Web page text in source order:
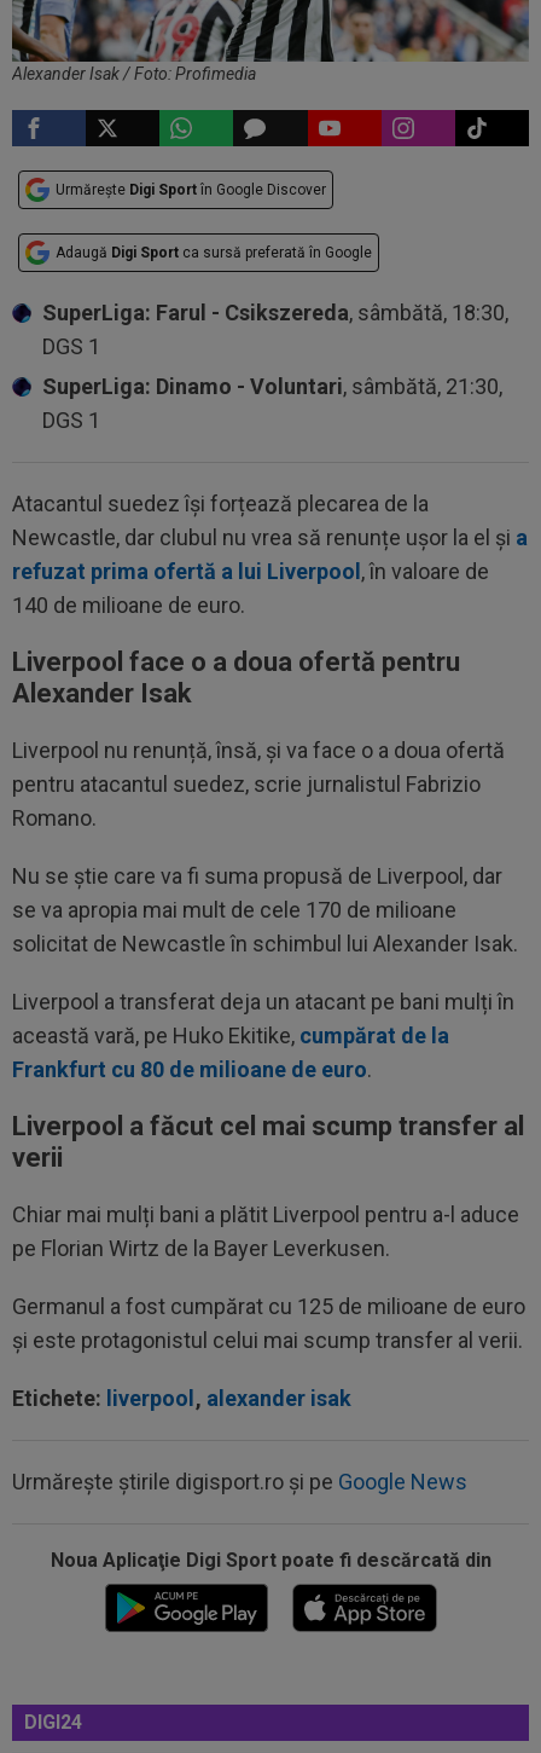
Alexander Isak / Foto: Profimedia
Urmărește Digi Sport în Google Discover
Adaugă Digi Sport ca sursă preferată în Google
SuperLiga: Farul - Csikszereda, sâmbătă, 18:30,
DGS 1
SuperLiga: Dinamo - Voluntari, sâmbătă, 21:30,
DGS 1
Atacantul suedez își forțează plecarea de la
Newcastle, dar clubul nu vrea să renunțe ușor la el și a
refuzat prima ofertă a lui Liverpool, în valoare de
140 de milioane de euro.
Liverpool face o a doua ofertă pentru
Alexander Isak
Liverpool nu renunță, însă, și va face o a doua ofertă
pentru atacantul suedez, scrie jurnalistul Fabrizio
Romano.
Nu se știe care va fi suma propusă de Liverpool, dar
se va apropia mai mult de cele 170 de milioane
solicitat de Newcastle în schimbul lui Alexander Isak.
Liverpool a transferat deja un atacant pe bani mulți în
această vară, pe Huko Ekitike, cumpărat de la
Frankfurt cu 80 de milioane de euro.
Liverpool a făcut cel mai scump transfer al
verii
Chiar mai mulți bani a plătit Liverpool pentru a-l aduce
pe Florian Wirtz de la Bayer Leverkusen.
Germanul a fost cumpărat cu 125 de milioane de euro
și este protagonistul celui mai scump transfer al verii.
Etichete: liverpool, alexander isak
Urmărește știrile digisport.ro și pe Google News
Noua Aplicaţie Digi Sport poate fi descărcată din
DIGI24
15:11 EXCLUSIV
Radu Naum: ”Ne-ai șocat”. Andrei
Vochin a făcut predicția, după UTA - Rapid
Universitatea Craiova - FC Argeș, LIVE VIDEO,
14:58
Estrela - Sporting, LIVE VIDEO, 22:30, DGS 3.
Cele mai tari meciuri din...